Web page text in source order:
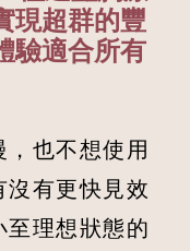
現超群的豐
驗適合所有
也不想使用
有更快見效
理想狀態的